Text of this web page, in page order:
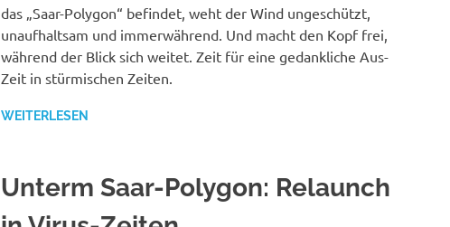
das „Saar-Polygon“ befindet, weht der Wind ungeschützt,
unaufhaltsam und immerwährend. Und macht den Kopf frei,
während der Blick sich weitet. Zeit für eine gedankliche Aus-
Zeit in stürmischen Zeiten.
WEITERLESEN
Unterm Saar-Polygon: Relaunch